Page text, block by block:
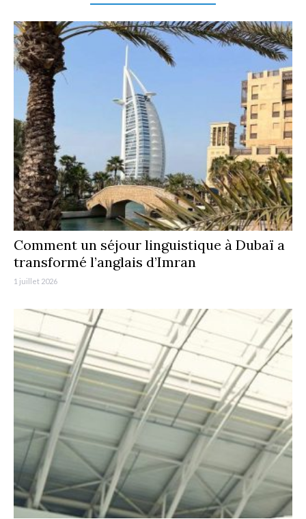
Comment un séjour linguistique à Dubaï a
transformé l’anglais d’Imran
1 juillet 2026